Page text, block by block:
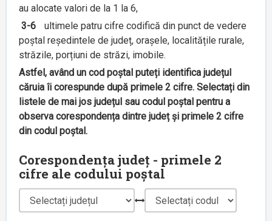
au alocate valori de la 1 la 6,
3-6
ultimele patru cifre codifică din punct de vedere
poștal reședintele de județ, orașele, localitățile rurale,
străzile, porțiuni de străzi, imobile.
Astfel, având un cod poștal puteți identifica județul
căruia îi corespunde după primele 2 cifre. Selectați din
listele de mai jos județul sau codul poștal pentru a
observa corespondența dintre județ și primele 2 cifre
din codul poștal.
Corespondența județ - primele 2
cifre ale codului poștal